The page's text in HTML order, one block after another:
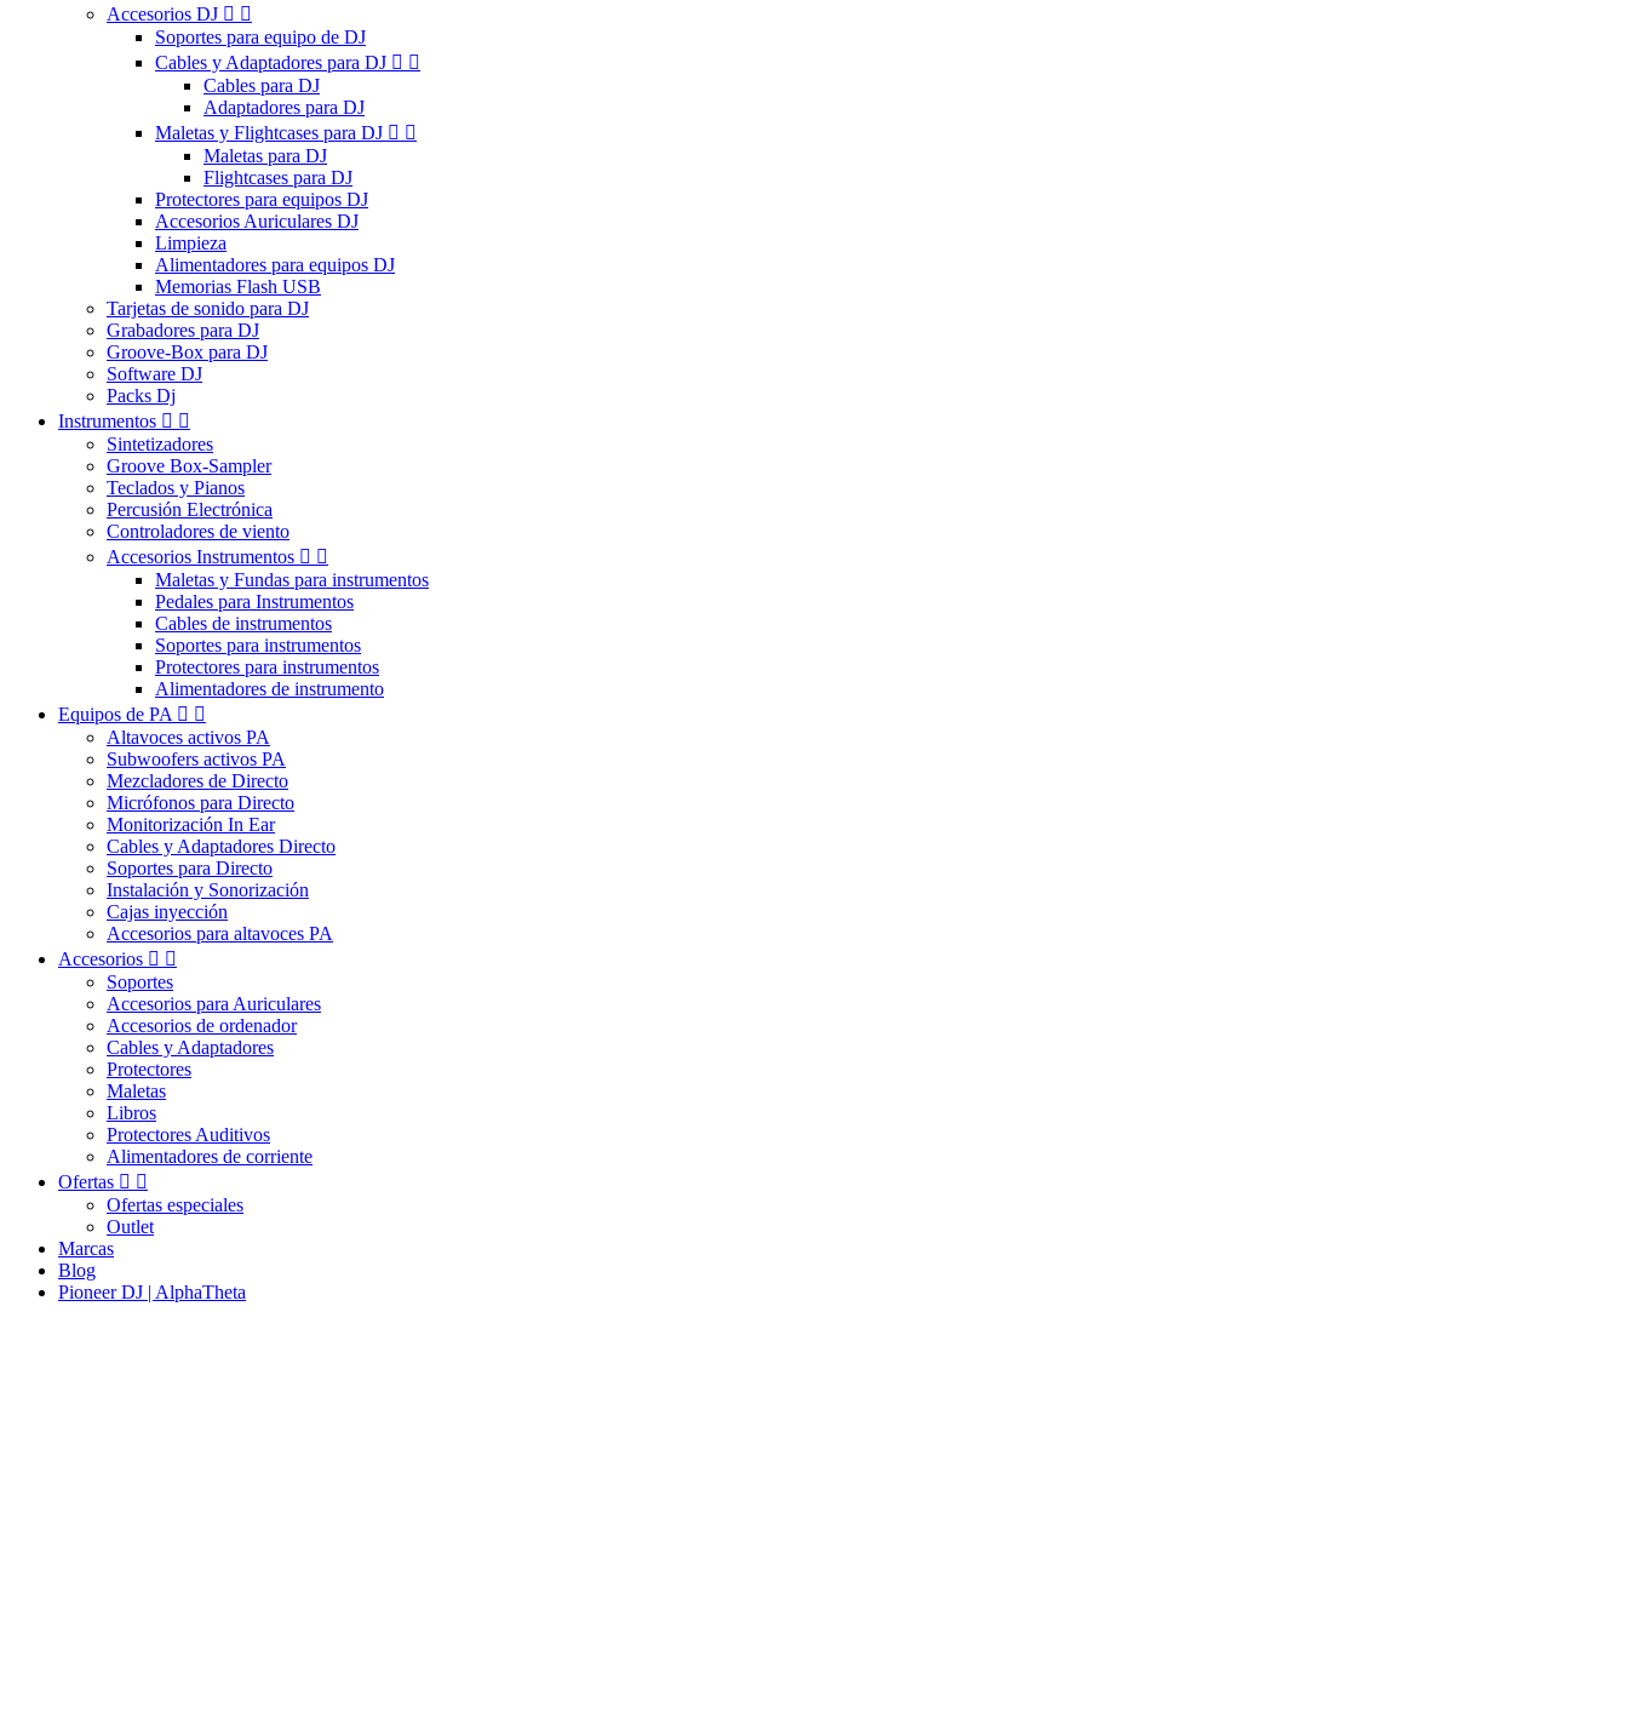
Accesorios DJ  
Soportes para equipo de DJ
Cables y Adaptadores para DJ  
Cables para DJ
Adaptadores para DJ
Maletas y Flightcases para DJ  
Maletas para DJ
Flightcases para DJ
Protectores para equipos DJ
Accesorios Auriculares DJ
Limpieza
Alimentadores para equipos DJ
Memorias Flash USB
Tarjetas de sonido para DJ
Grabadores para DJ
Groove-Box para DJ
Software DJ
Packs Dj
Instrumentos  
Sintetizadores
Groove Box-Sampler
Teclados y Pianos
Percusión Electrónica
Controladores de viento
Accesorios Instrumentos  
Maletas y Fundas para instrumentos
Pedales para Instrumentos
Cables de instrumentos
Soportes para instrumentos
Protectores para instrumentos
Alimentadores de instrumento
Equipos de PA  
Altavoces activos PA
Subwoofers activos PA
Mezcladores de Directo
Micrófonos para Directo
Monitorización In Ear
Cables y Adaptadores Directo
Soportes para Directo
Instalación y Sonorización
Cajas inyección
Accesorios para altavoces PA
Accesorios  
Soportes
Accesorios para Auriculares
Accesorios de ordenador
Cables y Adaptadores
Protectores
Maletas
Libros
Protectores Auditivos
Alimentadores de corriente
Ofertas  
Ofertas especiales
Outlet
Marcas
Blog
Pioneer DJ | AlphaTheta